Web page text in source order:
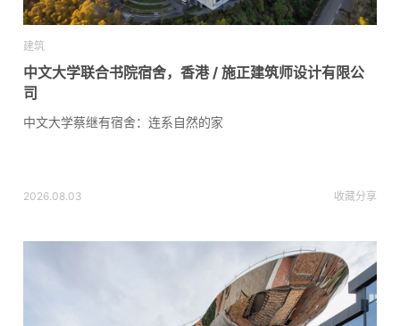
建筑
中文大学联合书院宿舍，香港 / 施正建筑师设计有限公
司
中文大学蔡继有宿舍：连系自然的家
2026.08.03 收藏分享